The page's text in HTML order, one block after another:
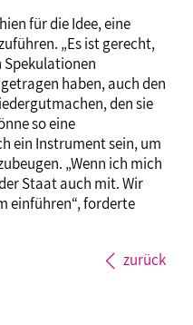
für die Idee, eine
„Es ist gerecht,
Spekulationen
haben, auch den
den sie
so eine
ein Instrument sein, um
„Wenn ich mich
Staat auch mit. Wir
einführen“, forderte
zurück